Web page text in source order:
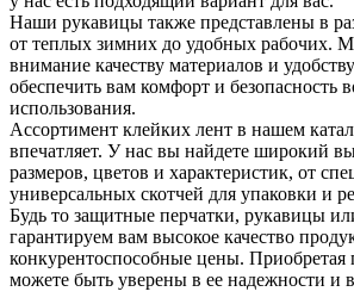
Наши рукавицы также представлены в
от теплых зимних до удобных рабочих.
внимание качеству материалов и
обеспечить вам комфорт и безопасность
использования.
Ассортимент клейких лент в нашем
впечатляет. У нас вы найдете широкий
размеров, цветов и характеристик, от
универсальных скотчей для упаковки и
Будь то защитные перчатки, рукавицы
гарантируем вам высокое качество
конкурентоспособные цены.
можете быть уверены в ее надежности и